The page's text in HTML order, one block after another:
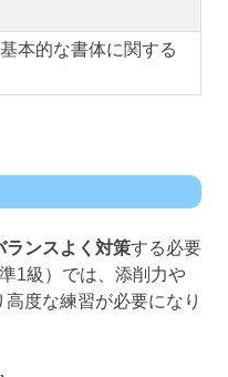
本的な書体に関する
ランスよく対策する必要
1級）では、添削力や
度な練習が必要になり